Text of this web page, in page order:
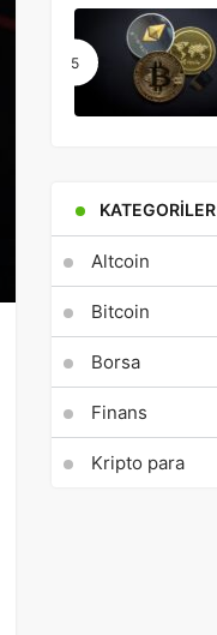
KATEGORILER
Altcoin
Bitcoin
Borsa
Finans
Kripto para